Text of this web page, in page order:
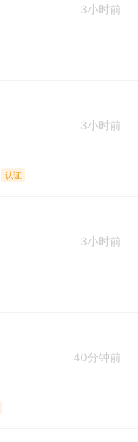
3小时前
3小时前
认证
3小时前
40分钟前